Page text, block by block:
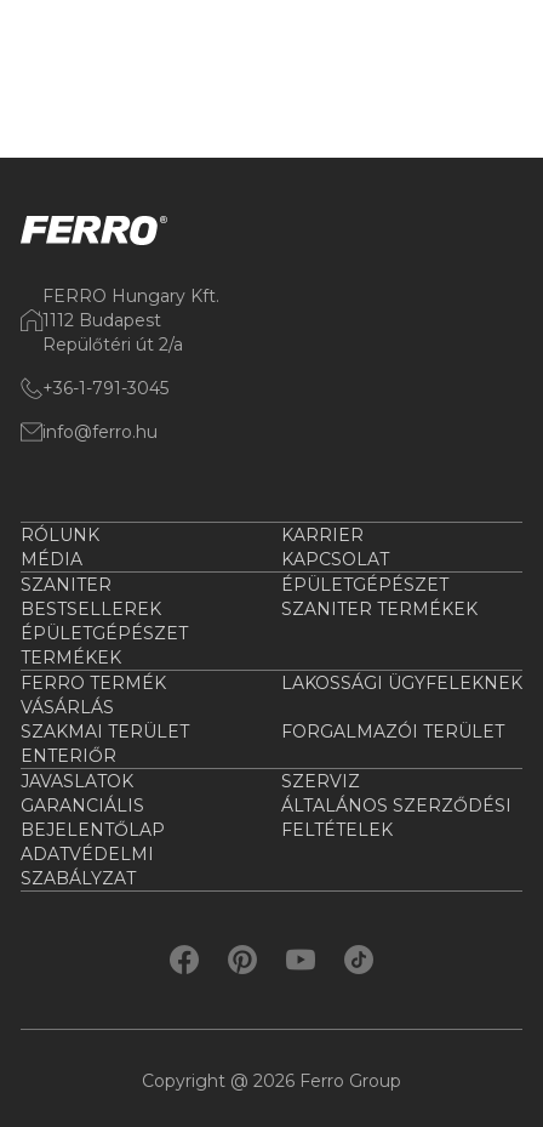
FERRO Hungary Kft.
1112 Budapest
Repülőtéri út 2/a
+36-1-791-3045
info@ferro.hu
RÓLUNK
KARRIER
MÉDIA
KAPCSOLAT
SZANITER
ÉPÜLETGÉPÉSZET
BESTSELLEREK
SZANITER TERMÉKEK
ÉPÜLETGÉPÉSZET
TERMÉKEK
FERRO TERMÉK
VÁSÁRLÁS
LAKOSSÁGI ÜGYFELEKNEK
SZAKMAI TERÜLET
FORGALMAZÓI TERÜLET
ENTERIŐR
JAVASLATOK
SZERVIZ
GARANCIÁLIS
BEJELENTŐLAP
ÁLTALÁNOS SZERZŐDÉSI
FELTÉTELEK
ADATVÉDELMI
SZABÁLYZAT
Copyright @ 2026 Ferro Group